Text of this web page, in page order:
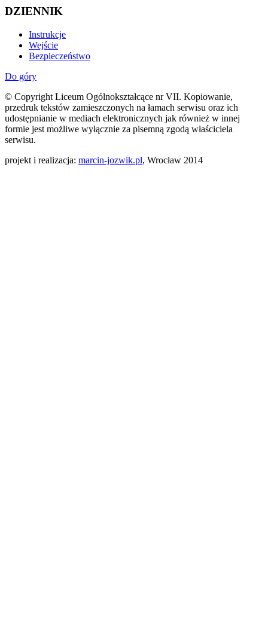
DZIENNIK
Instrukcje
Wejście
Bezpieczeństwo
Do góry
© Copyright Liceum Ogólnokształcące nr VII. Kopiowanie,
przedruk tekstów zamieszczonych na łamach serwisu oraz ich
udostępnianie w mediach elektronicznych jak również w innej
formie jest możliwe wyłącznie za pisemną zgodą właściciela
serwisu.
projekt i realizacja: marcin-jozwik.pl, Wrocław 2014